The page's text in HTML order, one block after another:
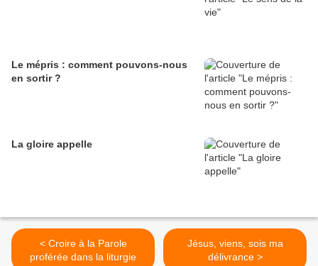
Le mépris : comment pouvons-nous
en sortir ?
La gloire appelle
< Croire à la Parole
proférée dans la liturgie
Jésus, viens, sois ma
délivrance >